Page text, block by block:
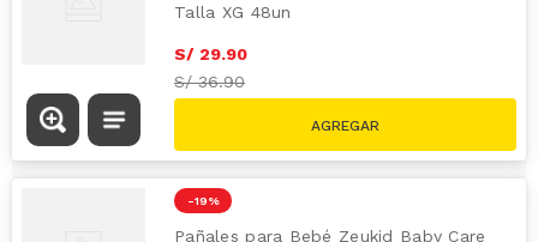
Talla XG 48un
S/ 29.90
S/36.90
-19 %
Pañales para Bebé Zeukid Baby Care